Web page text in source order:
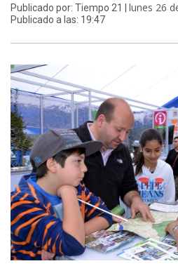
Publicado por: Tiempo 21 | lunes 26
Publicado a las: 19:47